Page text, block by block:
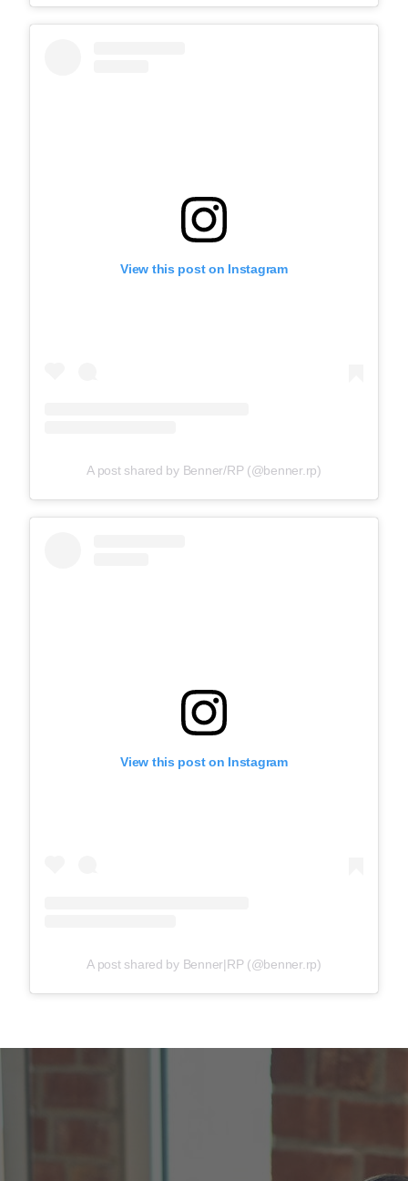
View this post on Instagram
A post shared by Benner/RP (@benner.rp)
View this post on Instagram
A post shared by Benner|RP (@benner.rp)